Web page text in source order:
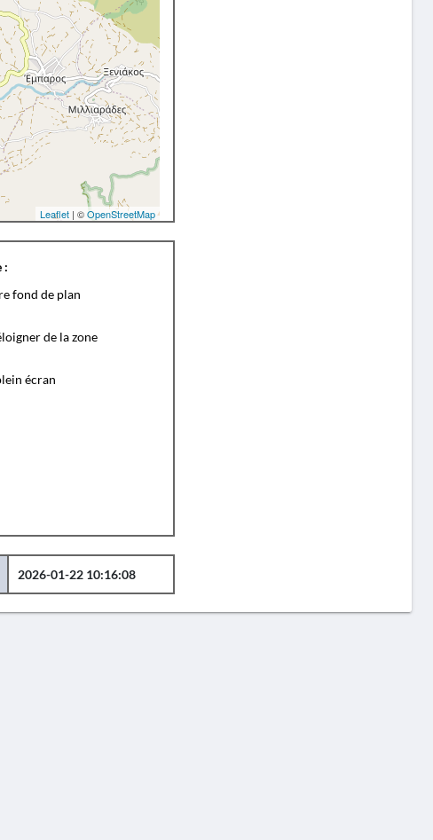
Leaflet| ©OpenStreetMap
:
fond de plan
de la zone
écran
2026-01-22 10:16:08